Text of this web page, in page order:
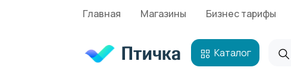
Главная Магазины Бизнес тарифы
Каталог